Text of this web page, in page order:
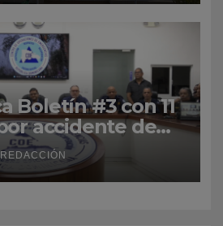
Boletín #3 con 11
accidente de
fase de la
2026
REDACCIÓN